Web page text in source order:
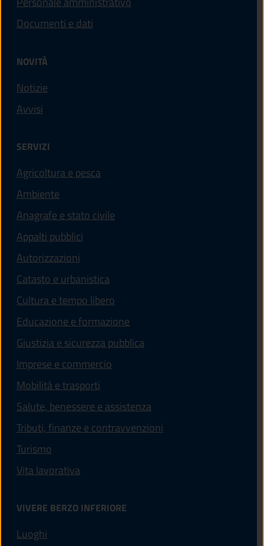
Documenti e dati
NOVITÀ
Notizie
Avvisi
SERVIZI
Agricoltura e pesca
Ambiente
Anagrafe e stato civile
Appalti pubblici
Autorizzazioni
Catasto e urbanistica
Cultura e tempo libero
Educazione e formazione
Giustizia e sicurezza pubblica
Imprese e commercio
Mobilità e trasporti
Salute, benessere e assistenza
Tributi, finanze e contravvenzioni
Turismo
Vita lavorativa
VIVERE BERZO INFERIORE
Luoghi